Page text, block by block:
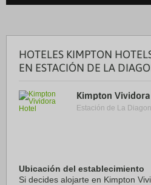
HOTELES KIMPTON
EN ESTACIÓN DE LA
Kimpton
Estación de La
Ubicación del establecimiento
Si decides alojarte en Kimpton